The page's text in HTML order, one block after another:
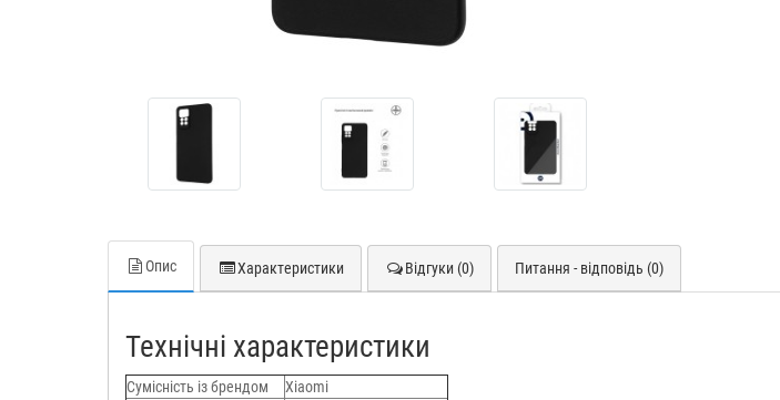
Опис Характеристики Відгуки (0) Питання - відповідь (0)
Технічні характеристики
Сумісність із брендом
Xiaomi